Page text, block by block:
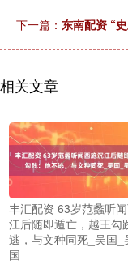
下一篇： 东南配资 “
相关文章
丰汇配资 63岁范蠡听
江后随即遁亡，越王勾
逃，与文种同死_吴国_
国